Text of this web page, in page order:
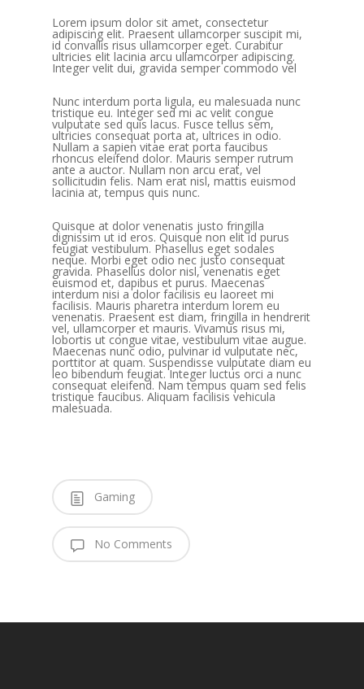
Lorem ipsum dolor sit amet, consectetur
adipiscing elit. Praesent ullamcorper suscipit mi,
id convallis risus ullamcorper eget. Curabitur
ultricies elit lacinia arcu ullamcorper adipiscing.
Integer velit dui, gravida semper commodo vel
Nunc interdum porta ligula, eu malesuada nunc
tristique eu. Integer sed mi ac velit congue
vulputate sed quis lacus. Fusce tellus sem,
ultricies consequat porta at, ultrices in odio.
Nullam a sapien vitae erat porta faucibus
rhoncus eleifend dolor. Mauris semper rutrum
ante a auctor. Nullam non arcu erat, vel
sollicitudin felis. Nam erat nisl, mattis euismod
lacinia at, tempus quis nunc.
Quisque at dolor venenatis justo fringilla
dignissim ut id eros. Quisque non elit id purus
feugiat vestibulum. Phasellus eget sodales
neque. Morbi eget odio nec justo consequat
gravida. Phasellus dolor nisl, venenatis eget
euismod et, dapibus et purus. Maecenas
interdum nisi a dolor facilisis eu laoreet mi
facilisis. Mauris pharetra interdum lorem eu
venenatis. Praesent est diam, fringilla in hendrerit
vel, ullamcorper et mauris. Vivamus risus mi,
lobortis ut congue vitae, vestibulum vitae augue.
Maecenas nunc odio, pulvinar id vulputate nec,
porttitor at quam. Suspendisse vulputate diam eu
leo bibendum feugiat. Integer luctus orci a nunc
consequat eleifend. Nam tempus quam sed felis
tristique faucibus. Aliquam facilisis vehicula
malesuada.
Gaming
No Comments